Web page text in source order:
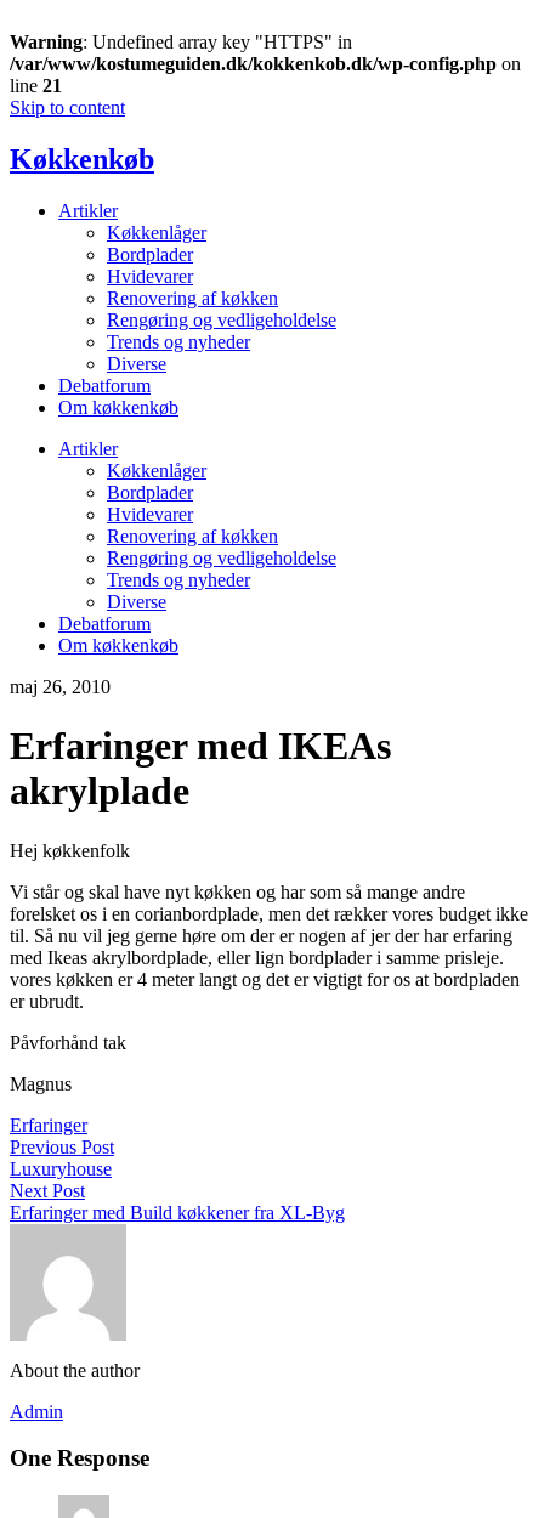
Warning: Undefined array key "HTTPS" in
/var/www/kostumeguiden.dk/kokkenkob.dk/wp-config.php on
line 21
Skip to content
Køkkenkøb
Artikler
Køkkenlåger
Bordplader
Hvidevarer
Renovering af køkken
Rengøring og vedligeholdelse
Trends og nyheder
Diverse
Debatforum
Om køkkenkøb
Artikler
Køkkenlåger
Bordplader
Hvidevarer
Renovering af køkken
Rengøring og vedligeholdelse
Trends og nyheder
Diverse
Debatforum
Om køkkenkøb
maj 26, 2010
Erfaringer med IKEAs
akrylplade
Hej køkkenfolk
Vi står og skal have nyt køkken og har som så mange andre
forelsket os i en corianbordplade, men det rækker vores budget ikke
til. Så nu vil jeg gerne høre om der er nogen af jer der har erfaring
med Ikeas akrylbordplade, eller lign bordplader i samme prisleje.
vores køkken er 4 meter langt og det er vigtigt for os at bordpladen
er ubrudt.
Påvforhånd tak
Magnus
Erfaringer
Previous Post
Luxuryhouse
Next Post
Erfaringer med Build køkkener fra XL-Byg
About the author
Admin
One Response